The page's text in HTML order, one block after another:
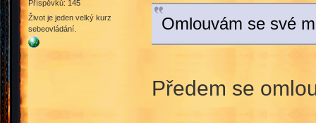
Příspěvků: 145
Život je jeden velký kurz
sebeovládání.
Omlouvám se své
Předem se